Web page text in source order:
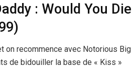
: Would You Die
on recommence avec Notorious Big
de bidouiller la base de « Kiss »